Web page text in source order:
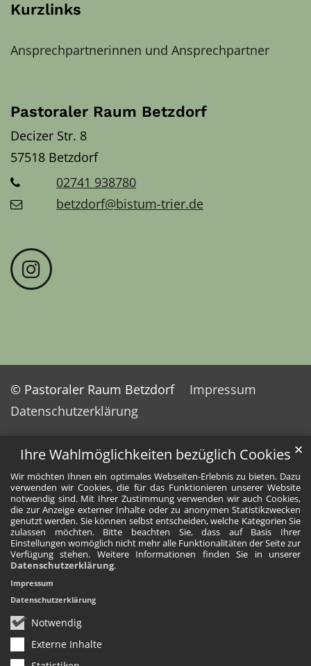
Ihre Wahlmöglichkeiten bezüglich Cookies
Wir möchten Ihnen ein optimales Webseiten-Erlebnis zu bieten. Dazu
verwenden wir Cookies, die für das Funktionieren unserer Website
notwendig sind. Mit Ihrer Zustimmung verwenden wir auch Cookies,
die zur Anzeige externer Inhalte oder zu anonymen Statistikzwecken
genutzt werden. Sie können selbst entscheiden, welche Kategorien Sie
zulassen möchten. Bitte beachten Sie, dass auf Basis Ihrer
Einstellungen womöglich nicht mehr alle Funktionalitäten der Seite zur
Verfügung stehen. Weitere Informationen finden Sie in unserer
Datenschutzerklärung.
Notwendig
Externe Inhalte
✕
Impressum
Datenschutzerklärung
Kurzlinks
Ansprechpartnerinnen und Ansprechpartner
Pastoraler Raum Betzdorf
Decizer Str. 8
57518 Betzdorf
02741 938780
betzdorf@bistum-trier.de
© Pastoraler Raum Betzdorf
Impressum
Datenschutzerklärung